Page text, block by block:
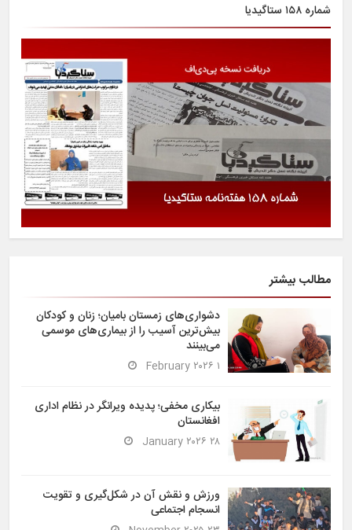
شماره ۱۵۸ ستاگیدیا
مطالب بیشتر
دشواری‌های زمستان بامیان؛ زنان و کودکان
بیش‌ترین آسیب را از بیماری‌های موسمی
می‌بینند
۱ February ۲۰۲۶
بیکاری مخفی؛ پدیده ویرانگر در نظام اداری
افغانستان
۲۸ January ۲۰۲۶
ورزش و نقش آن در شکل‌گیری و تقویت
انسجام اجتماعی